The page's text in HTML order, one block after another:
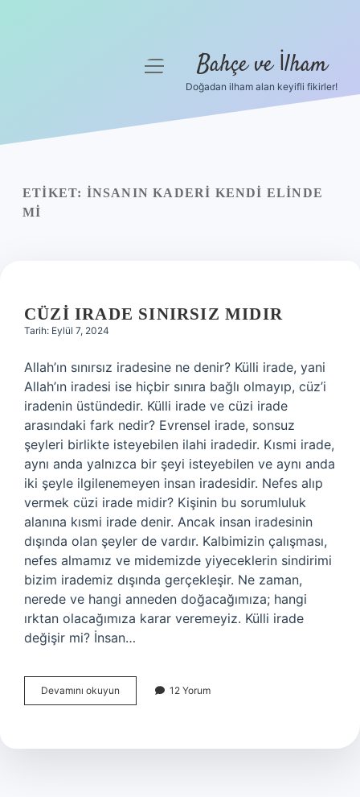
Yasal Uyarı
menüyü
Bahçe ve İlham
Doğadan ilham alan keyifli fikirler!
ETIKET: İNSANIN KADERI KENDI ELINDE
MI
CÜZI IRADE SINIRSIZ MIDIR
Tarih: Eylül 7, 2024
Allah’ın sınırsız iradesine ne denir? Külli irade, yani
Allah’ın iradesi ise hiçbir sınıra bağlı olmayıp, cüz’i
iradenin üstündedir. Külli irade ve cüzi irade
arasındaki fark nedir? Evrensel irade, sonsuz
şeyleri birlikte isteyebilen ilahi iradedir. Kısmi irade,
aynı anda yalnızca bir şeyi isteyebilen ve aynı anda
iki şeyle ilgilenemeyen insan iradesidir. Nefes alıp
vermek cüzi irade midir? Kişinin bu sorumluluk
alanına kısmi irade denir. Ancak insan iradesinin
dışında olan şeyler de vardır. Kalbimizin çalışması,
nefes almamız ve midemizde yiyeceklerin sindirimi
bizim irademiz dışında gerçekleşir. Ne zaman,
nerede ve hangi anneden doğacağımıza; hangi
ırktan olacağımıza karar veremeyiz. Külli irade
değişir mi? İnsan…
Devamını okuyun
Irade
12 Yorum